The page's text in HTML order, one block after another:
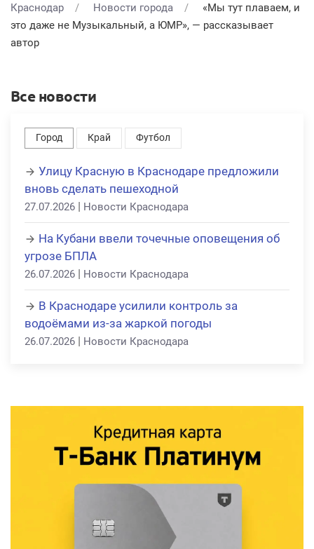
Краснодар Новости города
«Мы тут плаваем, и
это даже не Музыкальный, а ЮМР», — рассказывает
автор
Все новости
Город Край Футбол
Улицу Красную в Краснодаре предложили
вновь сделать пешеходной
27.07.2026 | Новости Краснодара
На Кубани ввели точечные оповещения об
угрозе БПЛА
26.07.2026 | Новости Краснодара
В Краснодаре усилили контроль за
водоёмами из-за жаркой погоды
26.07.2026 | Новости Краснодара